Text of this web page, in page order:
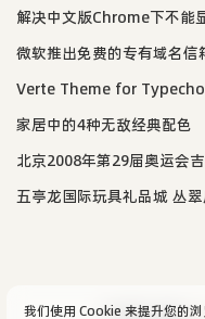
解决中文版Chrome下不能
微软推出免费的专有域名信
Verte Theme for Typecho
家居中的4种无敌经典配色
北京2008年第29届奥运会
五亭龙国际玩具礼品城 丛
© 2004-2026
我们使用 Cookie 来提升您的